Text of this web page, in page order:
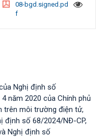
08-bgd.signed.pd
f
Nghị định số
năm 2020 của Chính phủ
trên môi trường điện tử,
định số 68/2024/NĐ-CP,
Nghị định số